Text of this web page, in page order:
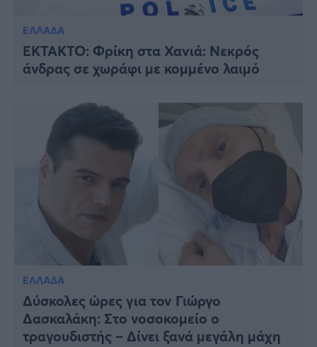
ΕΛΛΑΔΑ
ΕΚΤΑΚΤΟ: Φρίκη στα Χανιά: Νεκρός
άνδρας σε χωράφι με κομμένο λαιμό
ΕΛΛΑΔΑ
Δύσκολες ώρες για τον Γιώργο
Δασκαλάκη: Στο νοσοκομείο ο
τραγουδιστής – Δίνει ξανά μεγάλη μάχη